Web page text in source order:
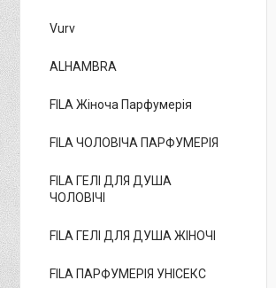
Vurv
ALHAMBRA
FILA Жіноча Парфумерія
FILA ЧОЛОВІЧА ПАРФУМЕРІЯ
FILA ГЕЛІ ДЛЯ ДУША
ЧОЛОВІЧІ
FILA ГЕЛІ ДЛЯ ДУША ЖІНОЧІ
FILA ПАРФУМЕРІЯ УНІСЕКС